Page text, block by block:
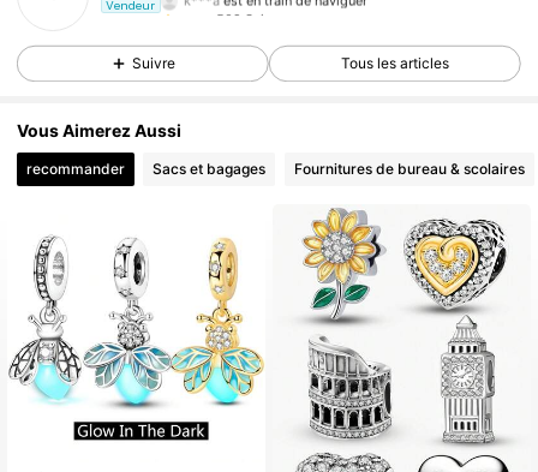
Vendeur
4,74
502 Suiveurs
Suivre Tous les articles
Vous Aimerez Aussi
recommander Sacs et bagages Fournitures de bureau & scolaires